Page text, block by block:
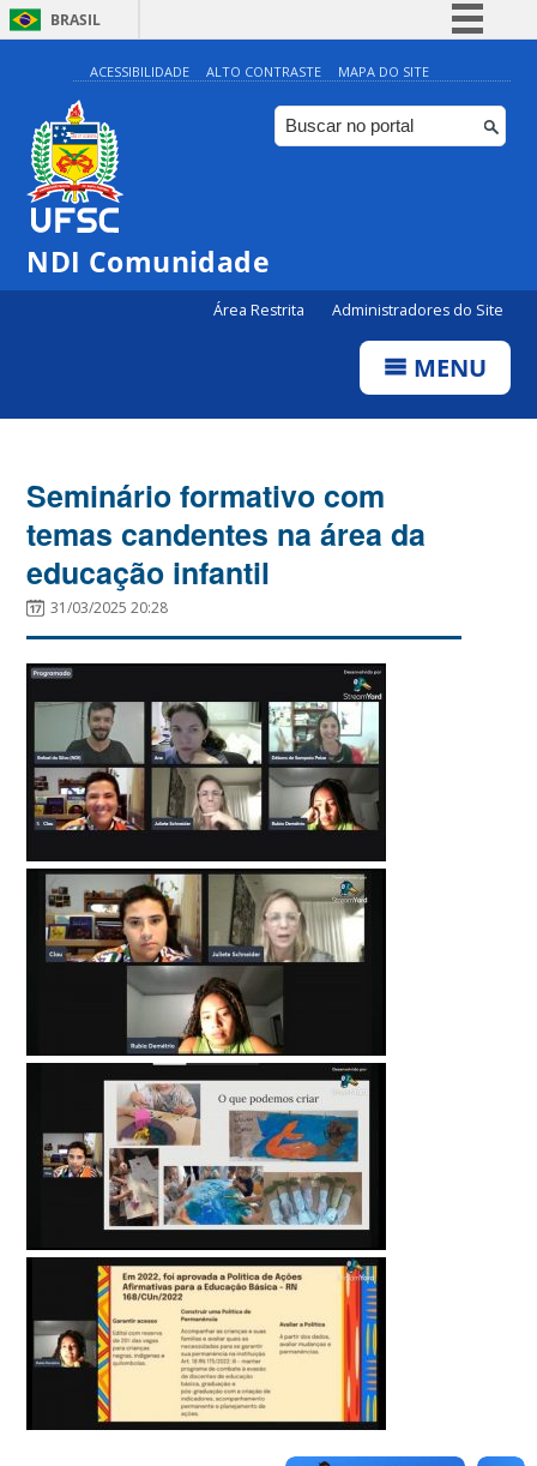
BRASIL
Simplifique!
Comunica BR
Participe
ACESSIBILIDADE ALTO CONTRASTE MAPA DO SITE
NDI Comunidade
Área Restrita Administradores do Site
MENU
Seminário formativo com
temas candentes na área da
educação infantil
31/03/2025 20:28